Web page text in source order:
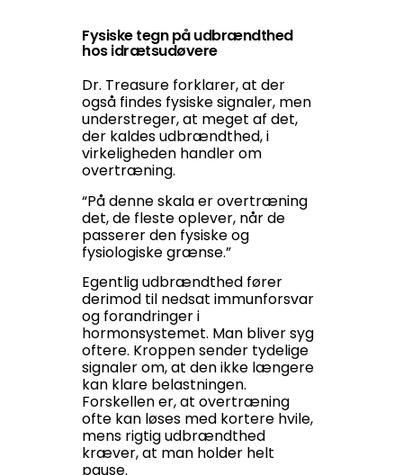
Fysiske tegn på udbrændthed
hos idrætsudøvere
Dr. Treasure forklarer, at der
også findes fysiske signaler, men
understreger, at meget af det,
der kaldes udbrændthed, i
virkeligheden handler om
overtræning.
“På denne skala er overtræning
det, de fleste oplever, når de
passerer den fysiske og
fysiologiske grænse.”
Egentlig udbrændthed fører
derimod til nedsat immunforsvar
og forandringer i
hormonsystemet. Man bliver syg
oftere. Kroppen sender tydelige
signaler om, at den ikke længere
kan klare belastningen.
Forskellen er, at overtræning
ofte kan løses med kortere hvile,
mens rigtig udbrændthed
kræver, at man holder helt
pause.